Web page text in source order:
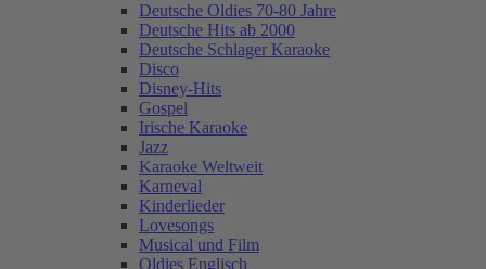
Deutsche Oldies 70-80 Jahre
Deutsche Hits ab 2000
Deutsche Schlager Karaoke
Disco
Disney-Hits
Gospel
Irische Karaoke
Jazz
Karaoke Weltweit
Karneval
Kinderlieder
Lovesongs
Musical und Film
Oldies Englisch